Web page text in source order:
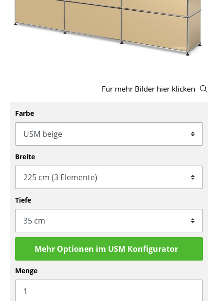
Bänke & Liegen
Schaukelstühle
Bürodrehstühle
Bürosessel
Einzelteile
... alle Sitzmöbel
Tische
Esstische
Beistelltische
Couchtische
Für mehr Bilder hier klicken
Farbe
Breite
Tiefe
Mehr Optionen im USM Konfigurator
Menge